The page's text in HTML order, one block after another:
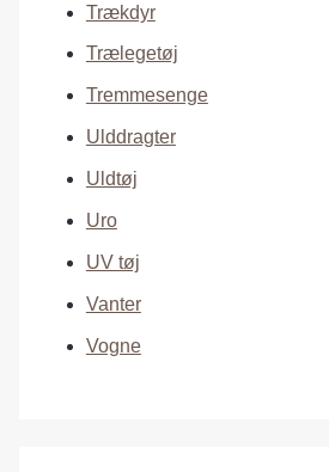
Trækdyr
Trælegetøj
Tremmesenge
Ulddragter
Uldtøj
Uro
UV tøj
Vanter
Vogne